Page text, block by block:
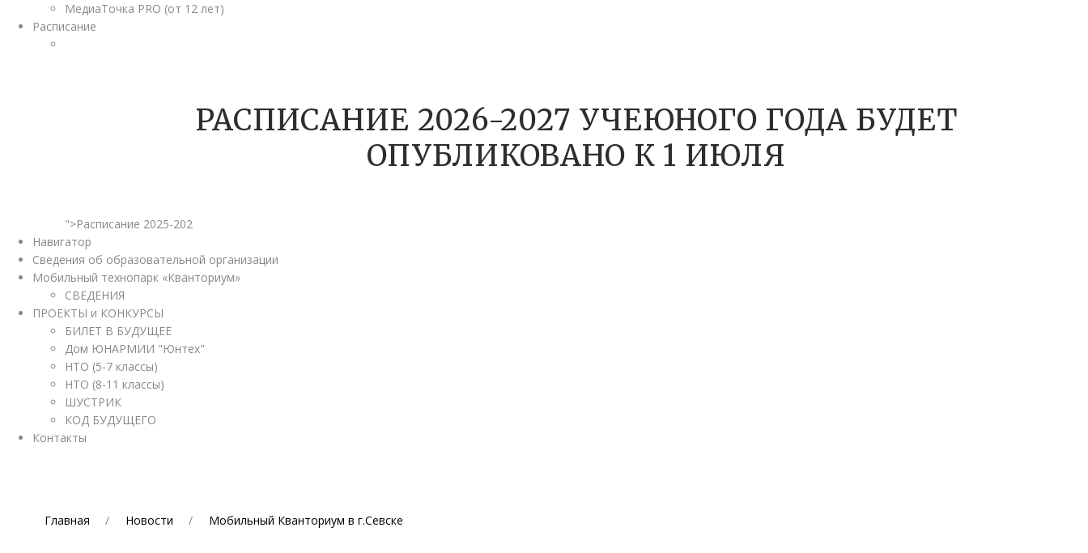
МедиаТочка PRO (от 12 лет)
Расписание
РАСПИСАНИЕ 2026-2027 УЧЕЮНОГО ГОДА БУДЕТ
ОПУБЛИКОВАНО К 1 ИЮЛЯ
">Расписание 2025-202
Навигатор
Сведения об образовательной организации
Мобильный технопарк «Кванториум»
СВЕДЕНИЯ
ПРОЕКТЫ и КОНКУРСЫ
БИЛЕТ В БУДУЩЕЕ
Дом ЮНАРМИИ "Юнтех"
НТО (5-7 классы)
НТО (8-11 классы)
ШУСТРИК
КОД БУДУЩЕГО
Контакты
Главная Новости Мобильный Кванториум в г.Севске